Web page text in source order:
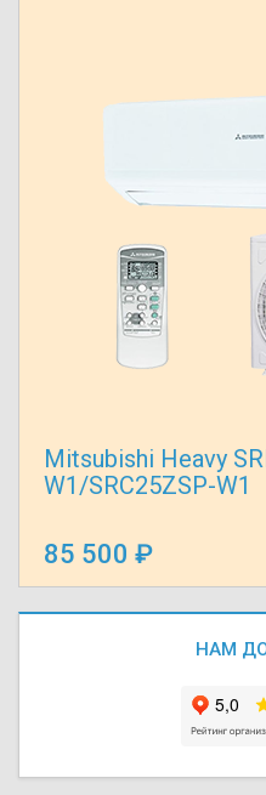
Mitsubishi Heavy
W1/SRC25ZSP-W1
85 500
НАМ